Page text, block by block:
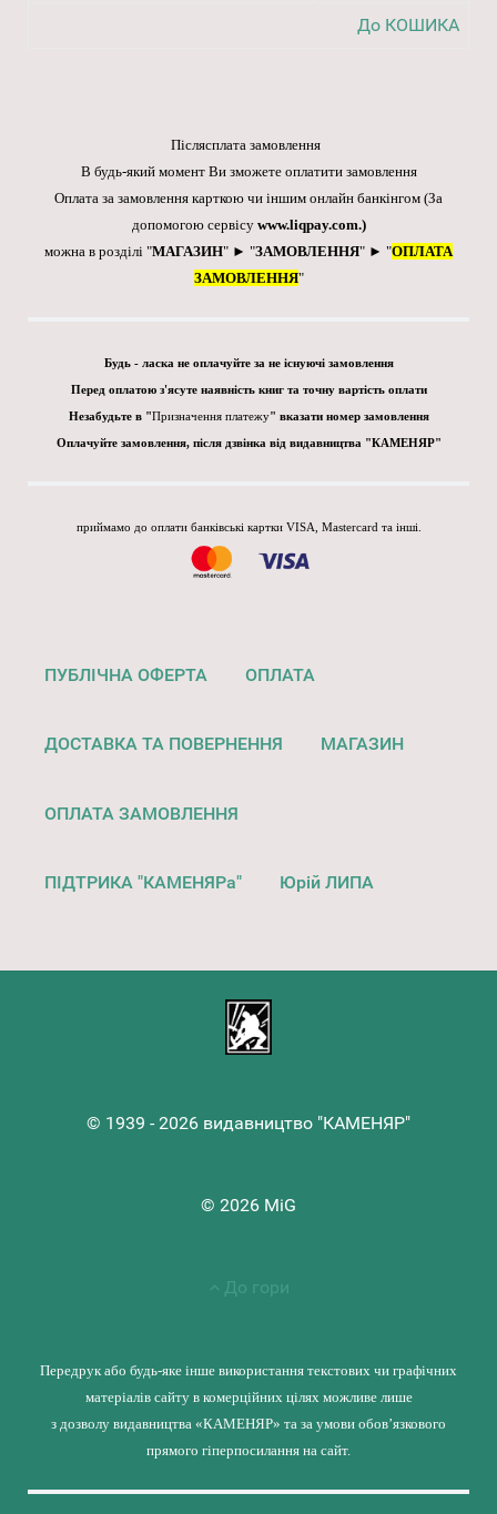
До КОШИКА
Післясплата замовлення
В будь-який момент Ви зможете оплатити замовлення
Оплата за замовлення карткою чи іншим онлайн банкінгом (За
допомогою сервісу www.liqpay.com.)
можна в розділі "МАГАЗИН" ► "ЗАМОВЛЕННЯ" ► "ОПЛАТА
ЗАМОВЛЕННЯ"
Будь - ласка не оплачуйте за не існуючі замовлення
Перед оплатою з'ясуте наявність книг та точну вартість оплати
Незабудьте в "Призначення платежу" вказати номер замовлення
Оплачуйте замовлення, після дзвінка від видавництва "КАМЕНЯР"
приймамо до оплати банківські картки VISA, Mastercard та інші.
ПУБЛІЧНА ОФЕРТА ОПЛАТА
ДОСТАВКА ТА ПОВЕРНЕННЯ МАГАЗИН
ОПЛАТА ЗАМОВЛЕННЯ
ПІДТРИКА "КАМЕНЯРа" Юрій ЛИПА
© 1939 - 2026 видавництво "КАМЕНЯР"
© 2026 MiG
До гори
Передрук або будь-яке інше використання текстових чи графічних
матеріалів сайту в комерційних цілях можливе лише
з дозволу видавництва «КАМЕНЯР» та за умови обов’язкового
прямого гіперпосилання на сайт.